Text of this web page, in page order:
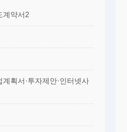
계약서2
계획서·투자제안·인터넷사